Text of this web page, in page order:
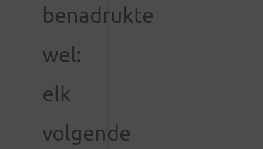
benadrukte
wel:
elk
volgende